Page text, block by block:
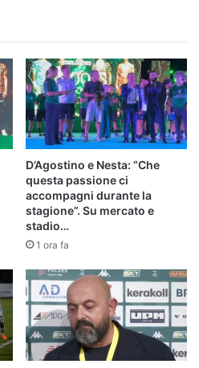
D’Agostino e Nesta: “Che
questa passione ci
accompagni durante la
stagione”. Su mercato e
stadio…
1 ora fa